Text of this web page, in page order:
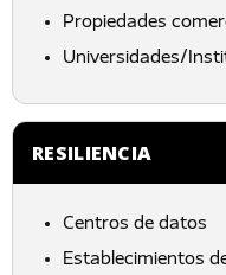
Propiedades
Universidades/
RESILIENCIA
Centros de datos
Establecimientos